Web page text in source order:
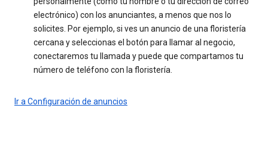
electrónico) con los anunciantes, a menos que nos lo
solicites. Por ejemplo, si ves un anuncio de una floristería
cercana y seleccionas el botón para llamar al negocio,
conectaremos tu llamada y puede que compartamos tu
número de teléfono con la floristería.
Ir a Configuración de anuncios